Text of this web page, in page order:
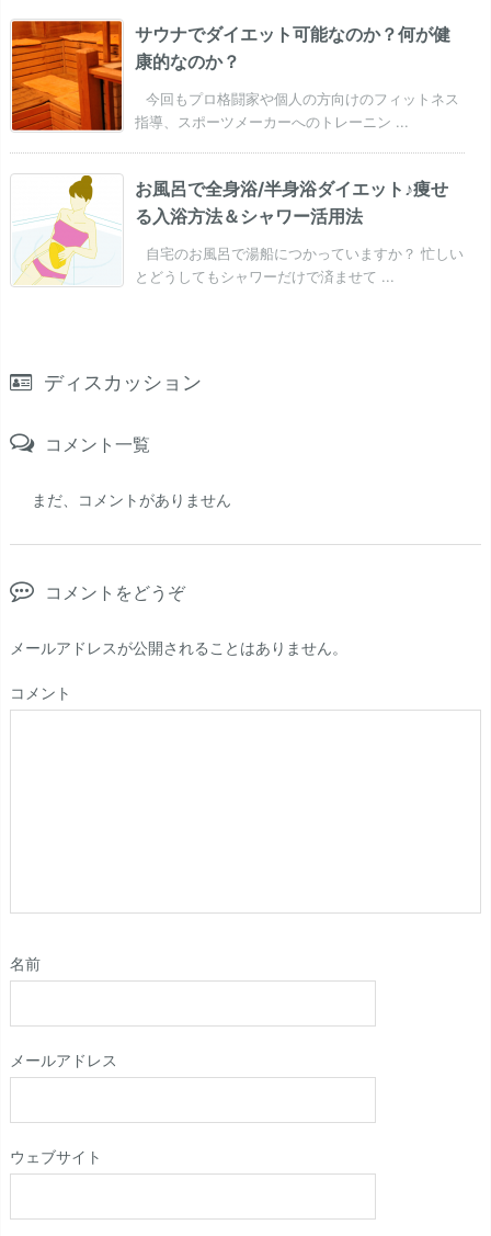
サウナでダイエット可能なのか？何が健
康的なのか？
今回もプロ格闘家や個人の方向けのフィットネス
指導、スポーツメーカーへのトレーニン ...
お風呂で全身浴/半身浴ダイエット♪痩せ
る入浴方法＆シャワー活用法
自宅のお風呂で湯船につかっていますか？ 忙しい
とどうしてもシャワーだけで済ませて ...
ディスカッション
コメント一覧
まだ、コメントがありません
コメントをどうぞ
メールアドレスが公開されることはありません。
コメント
名前
メールアドレス
ウェブサイト